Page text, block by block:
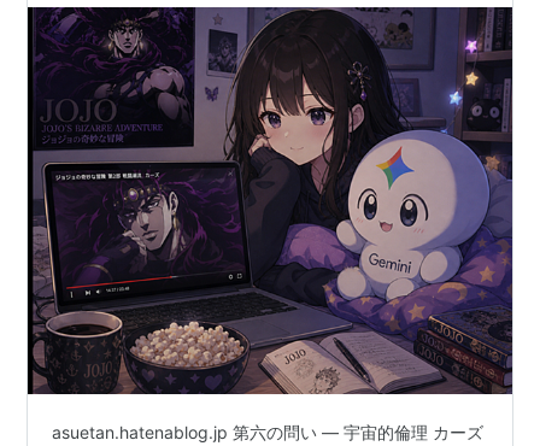
カーズ／クロスロード
（2017） 第3作目
asuetan.hatenablog.jp 第六の問い — 宇宙的倫理 カーズ